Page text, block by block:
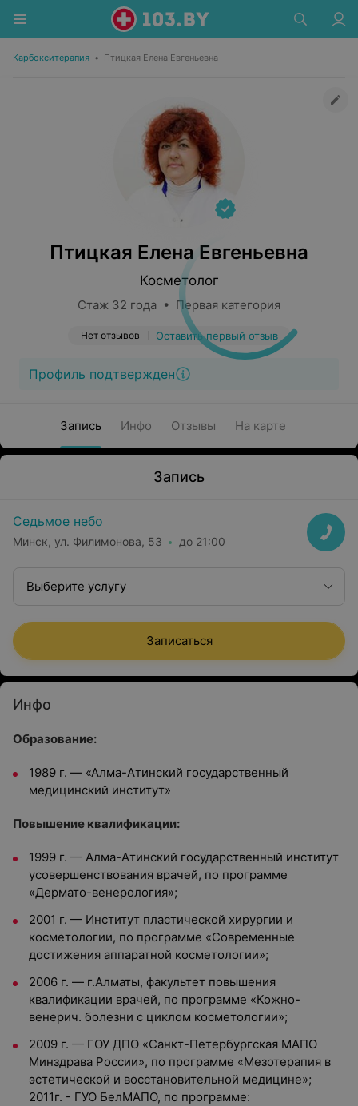
Карбокситерапия • Птицкая Елена Евгеньевна
Птицкая Елена Евгеньевна
Косметолог
Стаж 32 года • Первая категория
Нет отзывов Оставить первый отзыв
Профиль подтвержден
Запись Инфо Отзывы На карте
Запись
Седьмое небо
Минск, ул. Филимонова, 53 до 21:00
Выберите услугу
Записаться
Инфо
Образование:
1989 г. — «Алма-Атинский государственный
медицинский институт»
Повышение квалификации:
1999 г. — Алма-Атинский государственный институт
усовершенствования врачей, по программе
«Дермато-венерология»;
2001 г. — Институт пластической хирургии и
косметологии, по программе «Современные
достижения аппаратной косметологии»;
2006 г. — г.Алматы, факультет повышения
квалификации врачей, по программе «Кожно-
венерич. болезни с циклом косметологии»;
2009 г. — ГОУ ДПО «Санкт-Петербургская МАПО
Минздрава России», по программе «Мезотерапия в
эстетической и восстановительной медицине»;
2011г. - ГУО БелМАПО, по программе: